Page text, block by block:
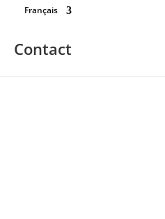
Français
Contact